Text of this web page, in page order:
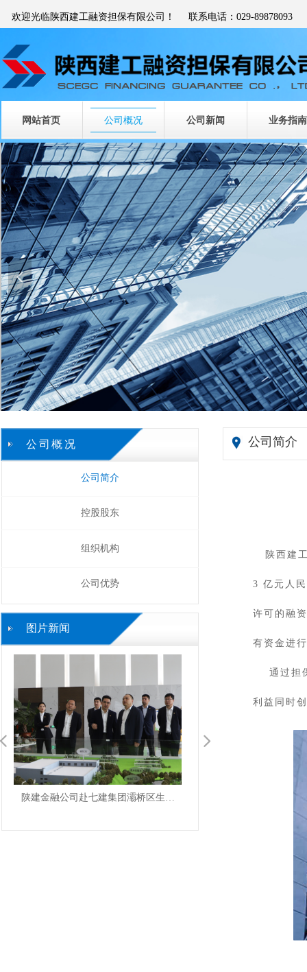
欢迎光临陕西建工融资担保有限公司！ 联系电话：029-89878093
网站首页 公司概况 公司新闻 业务指南
넳
公司概况
公司概况
公司简介
控股股东
组织机构
公司优势
公司简介
陕西建工
3 亿元人
许可的融
有资金进
通过担保
利益同时
公司概况
图片新闻
陕建金融公司赴七建集团灞桥区生活
陕建金融公司传达学习
省委金融工作有关
넲